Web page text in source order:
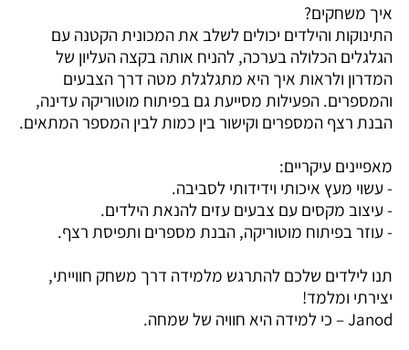
איך משחקים?
התינוקות והילדים יכולים לשלב את המכונית הקטנה עם
הגלגלים הכלולה בערכה, להניח אותה בקצה העליון של
המדרון ולראות איך היא מתגלגלת מטה דרך הצבעים
והמספרים. הפעילות מסייעת גם בפיתוח מוטוריקה עדינה,
הבנת רצף המספרים וקישור בין כמות לבין המספר המתאים.
מאפיינים עיקריים:
- עשוי מעץ איכותי וידידותי לסביבה.
- עיצוב מקסים עם צבעים עזים להנאת הילדים.
- עוזר בפיתוח מוטוריקה, הבנת מספרים ותפיסת רצף.
תנו לילדים שלכם להתרגש מלמידה דרך משחק חווייתי,
יצירתי ומלמד!
Janod – כי למידה היא חוויה של שמחה.